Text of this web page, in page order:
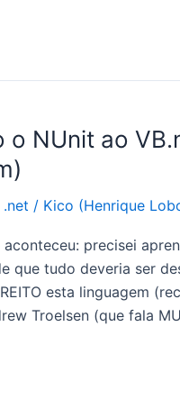
o NUnit ao
.net / Kico (Henrique
aconteceu: precisei
que tudo deveria ser
esta linguagem
Troelsen (que fala